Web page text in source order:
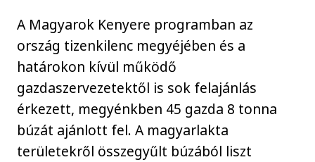
A Magyarok Kenyere programban az
ország tizenkilenc megyéjében és a
határokon kívül működő
gazdaszervezetektől is sok felajánlás
érkezett, megyénkben 45 gazda 8 tonna
búzát ajánlott fel. A magyarlakta
területekről összegyűlt búzából liszt